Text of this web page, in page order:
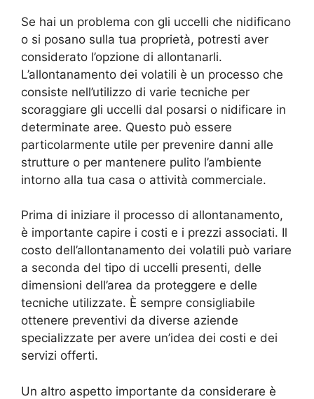
Se hai un problema con gli uccelli che nidificano
o si posano sulla tua proprietà, potresti aver
considerato l’opzione di allontanarli.
L’allontanamento dei volatili è un processo che
consiste nell’utilizzo di varie tecniche per
scoraggiare gli uccelli dal posarsi o nidificare in
determinate aree. Questo può essere
particolarmente utile per prevenire danni alle
strutture o per mantenere pulito l’ambiente
intorno alla tua casa o attività commerciale.
Prima di iniziare il processo di allontanamento,
è importante capire i costi e i prezzi associati. Il
costo dell’allontanamento dei volatili può variare
a seconda del tipo di uccelli presenti, delle
dimensioni dell’area da proteggere e delle
tecniche utilizzate. È sempre consigliabile
ottenere preventivi da diverse aziende
specializzate per avere un’idea dei costi e dei
servizi offerti.
Un altro aspetto importante da considerare è